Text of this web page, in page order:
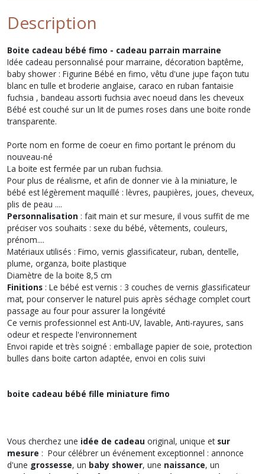
Description
Boite cadeau bébé fimo - cadeau parrain marraine
Idée cadeau personnalisé pour marraine, décoration baptême,
baby shower : Figurine Bébé en fimo, vêtu d'une jupe façon tutu
blanc en tulle et broderie anglaise, caraco en ruban fantaisie
fuchsia , bandeau assorti fuchsia avec noeud dans les cheveux
Bébé est couché sur un lit de pumes roses dans une boite ronde
transparente.
Porte nom en forme de coeur en fimo portant le prénom du
nouveau-né
La boite est fermée par un ruban fuchsia.
Pour plus de réalisme, et afin de donner vie à la miniature, le
bébé est légèrement maquillé : lèvres, paupières, joues, cheveux,
plis de peau ....
Personnalisation : fait main et sur mesure, il vous suffit de me
préciser vos souhaits : sexe du bébé, vêtements, couleurs,
prénom....
Matériaux utilisés : Fimo, vernis glassificateur, ruban, dentelle,
plume, organza, boite plastique
Diamètre de la boite 8,5 cm
Finitions : Le bébé est vernis : 3 couches de vernis glassificateur
mat, pour conserver le naturel puis après séchage complet court
passage au four pour assurer la longévité
Ce vernis professionnel est Anti-UV, lavable, Anti-rayures, sans
odeur et respecte l'environnement
Envoi rapide et très soigné : emballage papier de soie, protection
bulles dans boite carton adaptée, envoi en colis suivi
boite cadeau bébé fille miniature fimo
Vous cherchez une idée de cadeau original, unique et sur
mesure : Pour célébrer un événement exceptionnel : annonce
d'une grossesse, un baby shower, une naissance, un